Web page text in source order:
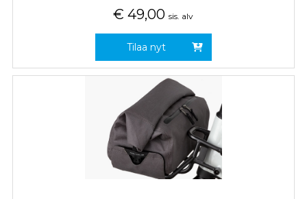
€ 49,00 sis. alv
Tilaa nyt